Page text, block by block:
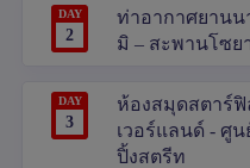
DAY
2
ท่าอากาศยานน
มิ – สะพานโซย
DAY
3
ห้องสมุดสตาร์ฟิ
เวอร์แลนด์ - ศูน
ปิ้งสตรีท